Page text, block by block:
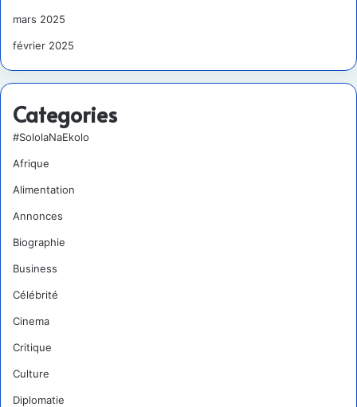
mars 2025
février 2025
Categories
#SololaNaEkolo
Afrique
Alimentation
Annonces
Biographie
Business
Célébrité
Cinema
Critique
Culture
Diplomatie